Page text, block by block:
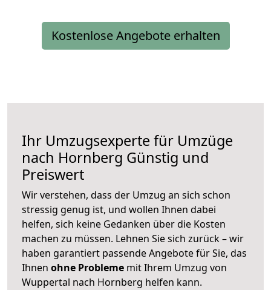
Kostenlose Angebote erhalten
Ihr Umzugsexperte für Umzüge
nach Hornberg Günstig und
Preiswert
Wir verstehen, dass der Umzug an sich schon
stressig genug ist, und wollen Ihnen dabei
helfen, sich keine Gedanken über die Kosten
machen zu müssen. Lehnen Sie sich zurück – wir
haben garantiert passende Angebote für Sie, das
Ihnen ohne Probleme mit Ihrem Umzug von
Wuppertal nach Hornberg helfen kann.